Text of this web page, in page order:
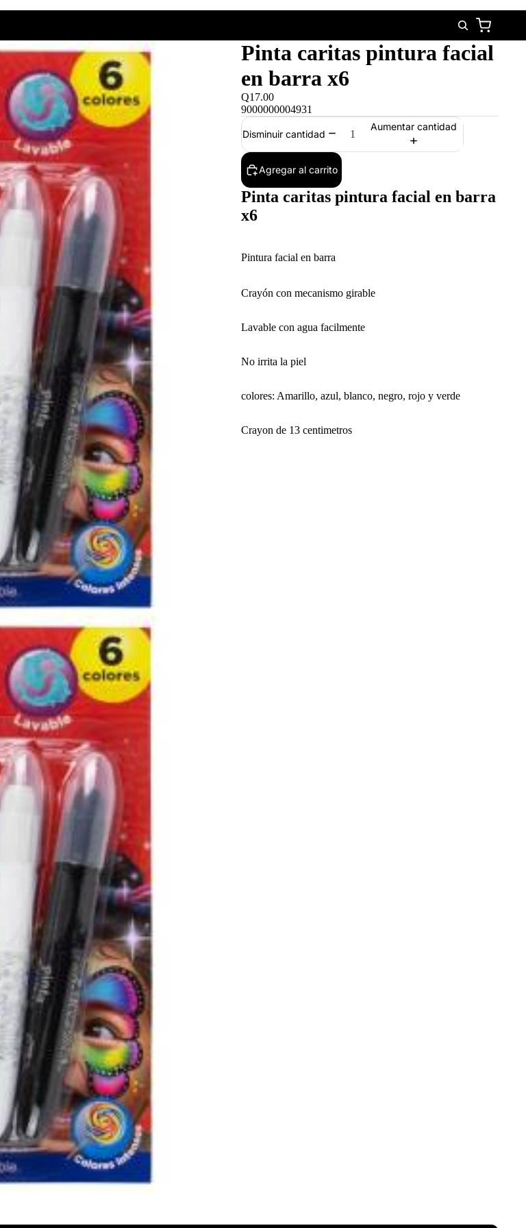
Pinta caritas pintura facial
en barra x6
Q17.00
9000000004931
Disminuir cantidad
Aumentar cantidad
Agregar al carrito
Pinta caritas pintura facial en barra
x6
Pintura facial en barra
Crayón con mecanismo girable
Lavable con agua facilmente
No irrita la piel
colores: Amarillo, azul, blanco, negro, rojo y verde
Crayon de 13 centimetros